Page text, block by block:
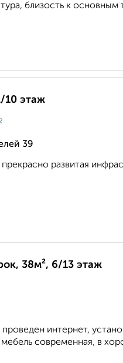
близость к
10 этаж
39
развитая
38м², 6/13 этаж
интернет,
современная, в